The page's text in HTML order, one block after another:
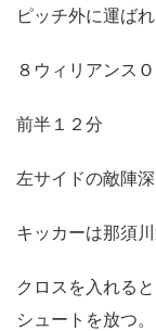
ピッチ外に運ばれ
８ウィリアンス
前半１２分
左サイドの敵陣
キッカーは那須川
クロスを入れる
シュートを放つ。